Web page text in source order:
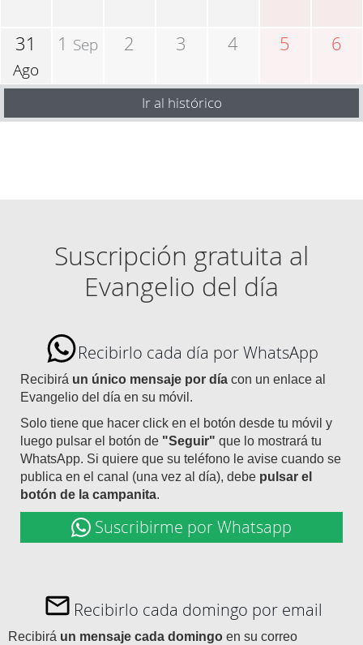
31
Ago
1 Sep 2 3 4 5 6
Ir al histórico
Suscripción gratuita al
Evangelio del día
Recibirlo cada día por WhatsApp
Recibirá un único mensaje por día con un enlace al
Evangelio del día en su móvil.
Solo tiene que hacer click en el botón desde tu móvil y
luego pulsar el botón de "Seguir" que lo mostrará tu
WhatsApp. Si quiere que su teléfono le avise cuando se
publica en el canal (una vez al día), debe pulsar el
botón de la campanita.
Suscribirme por Whatsapp
Recibirlo cada domingo por email
Recibirá un mensaje cada domingo en su correo